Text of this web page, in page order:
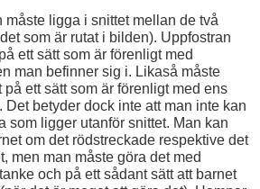
måste ligga i snittet mellan de två
som är rutat i bilden). Uppfostran
ett sätt som är förenligt med
man befinner sig i. Likaså måste
på ett sätt som är förenligt med ens
betyder dock inte att man inte kan
som ligger utanför snittet. Man kan
om det rödstreckade respektive det
men man måste göra det med
och på ett sådant sätt att barnet